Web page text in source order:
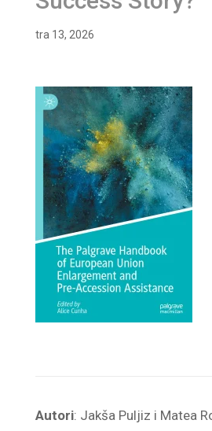
tra 13, 2026
Autori: Jakša Puljiz i Matea